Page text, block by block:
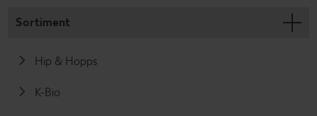
Sortiment
Hip & Hopps
K-Bio